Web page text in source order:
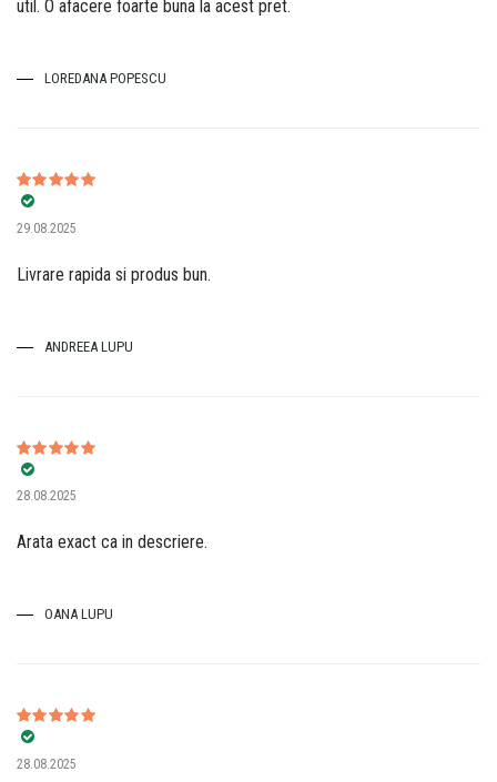
util. O afacere foarte buna la acest pret.
LOREDANA POPESCU
Evaluat la
din 5
29.08.2025
Livrare rapida si produs bun.
ANDREEA LUPU
Evaluat la
din 5
28.08.2025
Arata exact ca in descriere.
OANA LUPU
Evaluat la
din 5
28.08.2025